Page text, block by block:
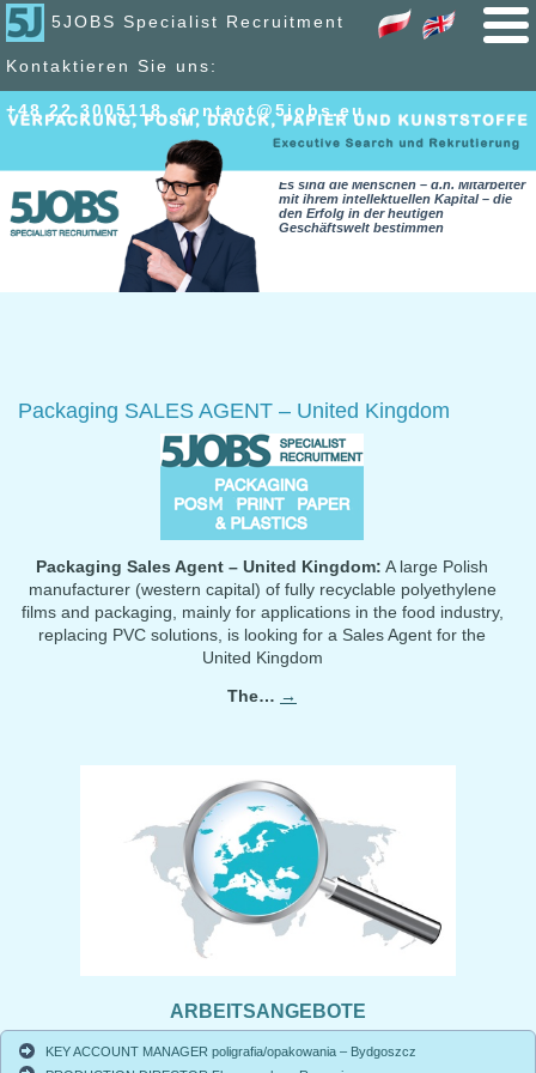
5JOBS Specialist Recruitment
Kontaktieren Sie uns:
+48 22 3005118,contact@5jobs.eu
Es sind die Menschen – d.h. Mitarbeiter
mit ihrem intellektuellen Kapital – die
den Erfolg in der heutigen
Geschäftswelt bestimmen
Packaging SALES AGENT – United Kingdom
Packaging Sales Agent – United Kingdom: A large Polish
manufacturer (western capital) of fully recyclable polyethylene
films and packaging, mainly for applications in the food industry,
replacing PVC solutions, is looking for a Sales Agent for the
United Kingdom
The… →
ARBEITSANGEBOTE
KEY ACCOUNT MANAGER poligrafia/opakowania – Bydgoszcz